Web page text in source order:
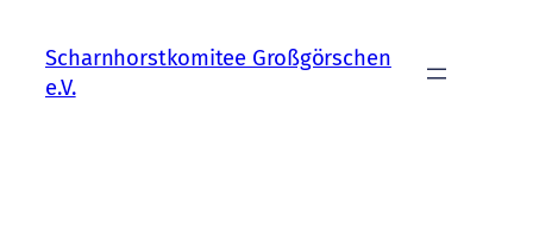
Inhalt
springen
Scharnhorstkomitee Großgörschen
e.V.